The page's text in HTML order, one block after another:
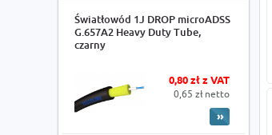
Światłowód 1J DROP microADSS
G.657A2 Heavy Duty Tube,
czarny
0,80 zł z VAT
0,65 zł netto